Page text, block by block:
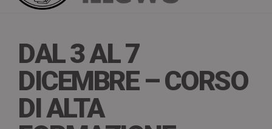
DAL 3 AL 7
DICEMBRE – CORSO
DI ALTA